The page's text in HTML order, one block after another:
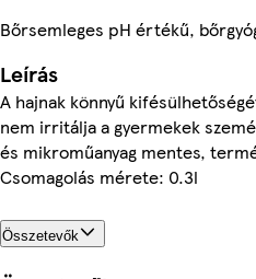
Bőrsemleges pH értékű,
Leírás
A hajnak könnyű
nem irritálja a gyermekek
és mikroműanyag mentes,
Csomagolás mérete: 0.3l
Összetevők